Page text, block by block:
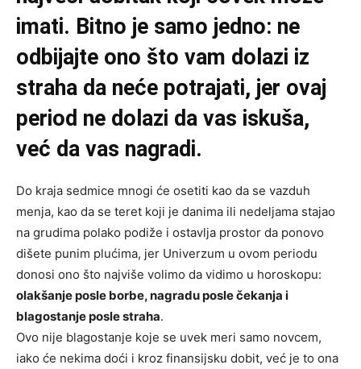
imati. Bitno je samo jedno: ne
odbijajte ono što vam dolazi iz
straha da neće potrajati, jer ovaj
period ne dolazi da vas iskuša,
već da vas nagradi.
Do kraja sedmice mnogi će osetiti kao da se vazduh
menja, kao da se teret koji je danima ili nedeljama stajao
na grudima polako podiže i ostavlja prostor da ponovo
dišete punim plućima, jer Univerzum u ovom periodu
donosi ono što najviše volimo da vidimo u horoskopu:
olakšanje posle borbe, nagradu posle čekanja i
blagostanje posle straha.
Ovo nije blagostanje koje se uvek meri samo novcem,
iako će nekima doći i kroz finansijsku dobit, već je to ona